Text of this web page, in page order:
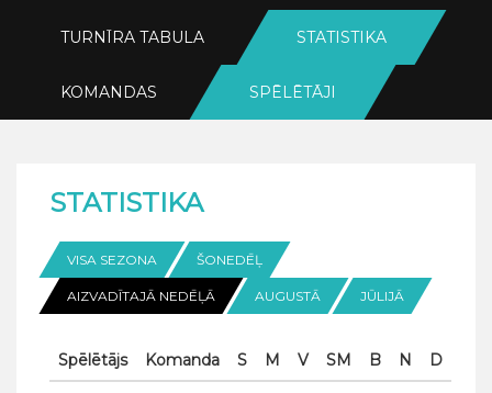
TURNĪRA TABULA STATISTIKA
KOMANDAS SPĒLĒTĀJI
STATISTIKA
VISA SEZONA ŠONEDĒĻ
AIZVADĪTAJĀ NEDĒĻĀ AUGUSTĀ JŪLIJĀ
Spēlētājs Komanda S M V SM B N D